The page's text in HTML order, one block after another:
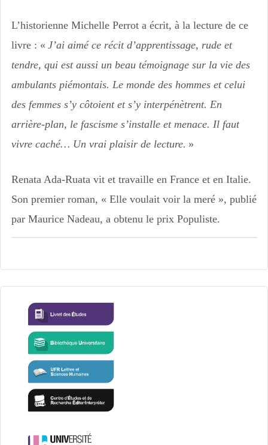
L’historienne Michelle Perrot a écrit, à la lecture de ce
livre : « J’ai aimé ce récit d’apprentissage, rude et
tendre, qui est aussi un beau témoignage sur la vie des
ambulants piémontais. Le monde des hommes et celui
des femmes s’y côtoient et s’y interpénètrent. En
arrière-plan, le fascisme s’installe et menace. Il faut
vivre caché… Un vrai plaisir de lecture. »
Renata Ada-Ruata vit et travaille en France et en Italie.
Son premier roman, « Elle voulait voir la meré », publié
par Maurice Nadeau, a obtenu le prix Populiste.